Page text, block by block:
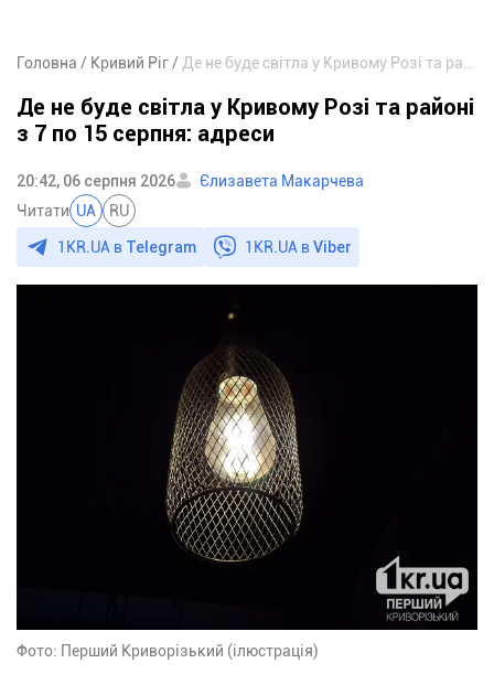
Головна Кривий Ріг
Де не буде світла у Кривому Розі та районі
з 7 по 15 серпня: адреси
20:42, 06 серпня 2026
Єлизавета Макарчева
Читати UA RU
1KR.UA в Telegram 1KR.UA вViber
Фото: Перший Криворізький (ілюстрація)